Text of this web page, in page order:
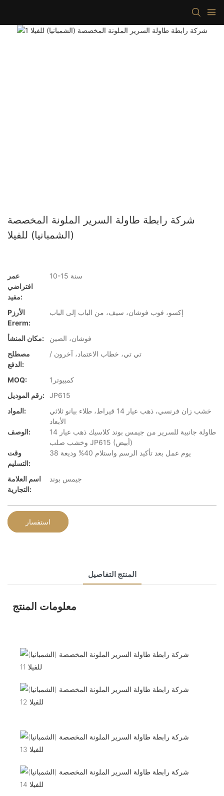
شركة رابطة طاولة السرير الملونة المخصصة
(الشمبانيا) للفيلا
عمر
افتراضي
مفيد:
10-15 سنة
Pالأرز
Ererm:
إكسو، فوب فوشان، سيف، من الباب إلى الباب
مكان المنشأ:
فوشان، الصين
مصطلح
الدفع:
/ تي تي، خطاب الاعتماد، آخرون
MOQ:
كمبيوتر1
رقم الموديل: JP615
المواد:
خشب زان فرنسي، ذهب عيار 14 قيراط، طلاء بيانو ثلاثي
الأبعاد
الوصف:
طاولة جانبية للسرير من جيمس بوند كلاسيك ذهب عيار 14
وخشب صلب JP615 (أبيض)
وقت
التسليم:
38 يوم عمل بعد تأكيد الرسم واستلام 40% وديعة
اسم العلامة
التجارية:
جيمس بوند
استفسار
المنتج التفاصيل
معلومات المنتج